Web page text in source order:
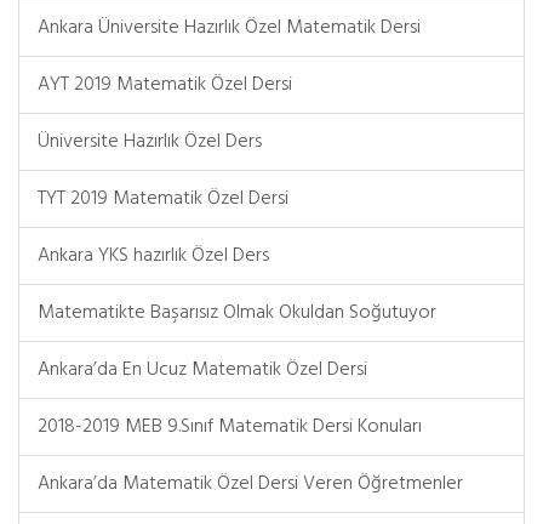
Ankara Üniversite Hazırlık Özel Matematik Dersi
AYT 2019 Matematik Özel Dersi
Üniversite Hazırlık Özel Ders
TYT 2019 Matematik Özel Dersi
Ankara YKS hazırlık Özel Ders
Matematikte Başarısız Olmak Okuldan Soğutuyor
Ankara’da En Ucuz Matematik Özel Dersi
2018-2019 MEB 9.Sınıf Matematik Dersi Konuları
Ankara’da Matematik Özel Dersi Veren Öğretmenler